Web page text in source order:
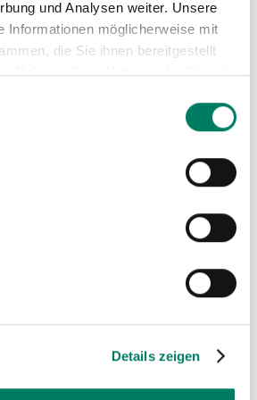
und Analysen weiter. Unsere
Informationen möglicherweise mit
die Sie ihnen bereitgestellt
Rahmen Ihrer Nutzung der Dienste
Details zeigen
Informationen